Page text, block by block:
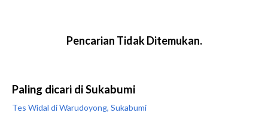
Paling dicari di Sukabumi
Tes Widal di Warudoyong, Sukabumi